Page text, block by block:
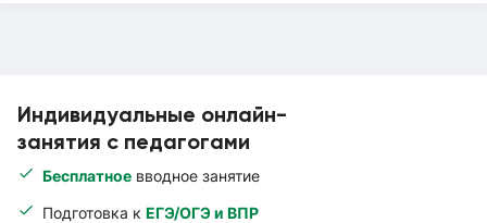
Индивидуальные онлайн-
занятия с педагогами
Бесплатное вводное занятие
Подготовка к ЕГЭ/ОГЭ и ВПР